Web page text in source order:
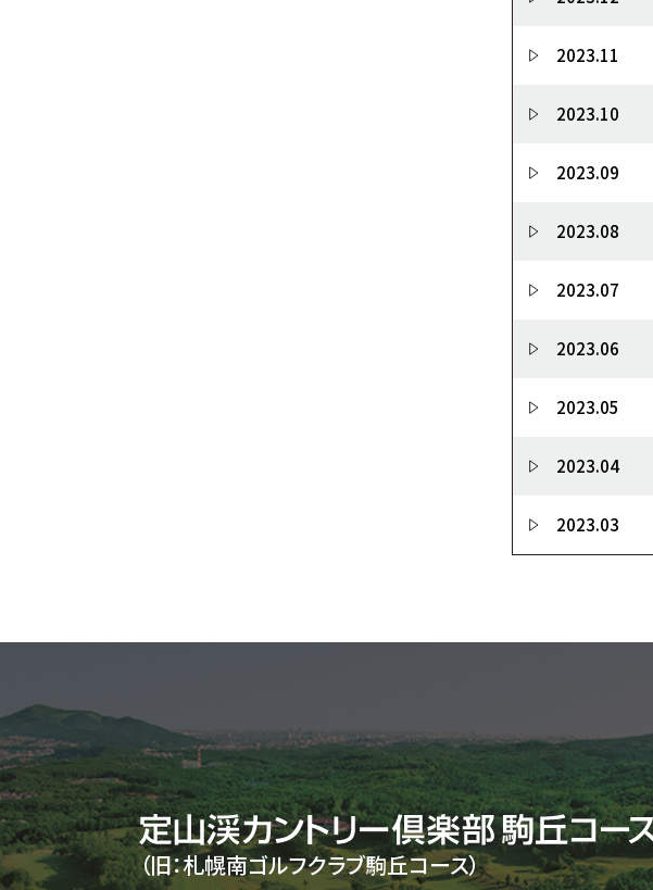
2023.11
2023.10
2023.09
2023.08
2023.07
2023.06
2023.05
2023.04
2023.03
（旧：札幌南ゴルフクラブ駒丘コース）